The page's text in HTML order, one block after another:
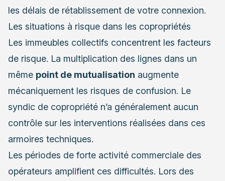
les délais de rétablissement de votre connexion.
Les situations à risque dans les copropriétés
Les immeubles collectifs concentrent les facteurs
de risque. La multiplication des lignes dans un
même point de mutualisation augmente
mécaniquement les risques de confusion. Le
syndic de copropriété n’a généralement aucun
contrôle sur les interventions réalisées dans ces
armoires techniques.
Les périodes de forte activité commerciale des
opérateurs amplifient ces difficultés. Lors des